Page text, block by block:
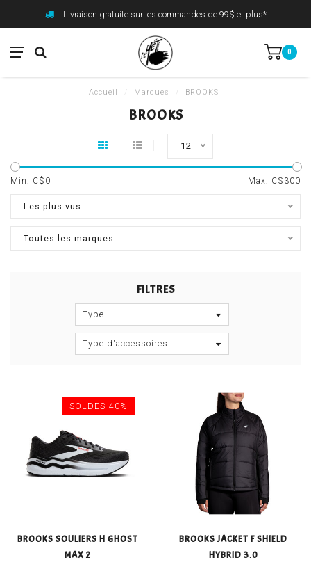
Livraison gratuite sur les commandes de 99$ et plus*
0
Accueil Marques BROOKS
BROOKS
12
Min: C$ 0 Max: C$ 300
Les plus vus
Toutes les marques
FILTRES
Type
Type d'accessoires
SOLDES-40%
BROOKS SOULIERS H GHOST
MAX 2
BROOKS JACKET F SHIELD
HYBRID 3.0